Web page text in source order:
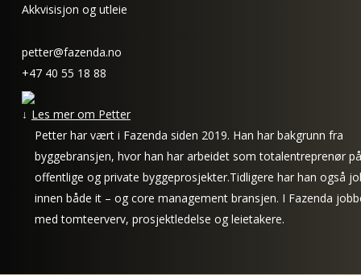
Akkvisisjon og utleie
petter@fazenda.no
+47 40 55 18 88
Les mer om Petter
Petter har vært i Fazenda siden 2019. Han har bakgrunn fra
byggebransjen, hvor han har arbeidet som totalentreprenør
offentlige og private byggeprosjekter.Tidligere har han også
innen både it – og core management bransjen. I Fazenda
med tomteerverv, prosjektledelse og leietakere.